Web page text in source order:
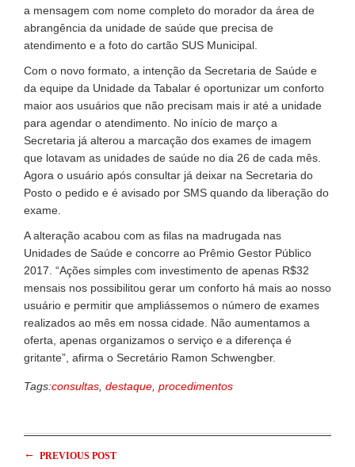
a mensagem com nome completo do morador da área de
abrangência da unidade de saúde que precisa de
atendimento e a foto do cartão SUS Municipal.
Com o novo formato, a intenção da Secretaria de Saúde e
da equipe da Unidade da Tabalar é oportunizar um conforto
maior aos usuários que não precisam mais ir até a unidade
para agendar o atendimento. No início de março a
Secretaria já alterou a marcação dos exames de imagem
que lotavam as unidades de saúde no dia 26 de cada mês.
Agora o usuário após consultar já deixar na Secretaria do
Posto o pedido e é avisado por SMS quando da liberação do
exame.
A alteração acabou com as filas na madrugada nas
Unidades de Saúde e concorre ao Prêmio Gestor Público
2017. “Ações simples com investimento de apenas R$32
mensais nos possibilitou gerar um conforto há mais ao nosso
usuário e permitir que ampliássemos o número de exames
realizados ao mês em nossa cidade. Não aumentamos a
oferta, apenas organizamos o serviço e a diferença é
gritante”, afirma o Secretário Ramon Schwengber.
Tags:consultas destaque procedimentos
← PREVIOUS POST